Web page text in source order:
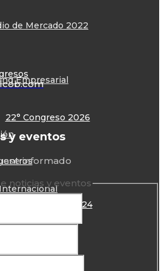
22° Congreso 2026
13° Encuentro 2024
de Mercado 2022
Empresarial
y eventos
informado
noticias y eventos